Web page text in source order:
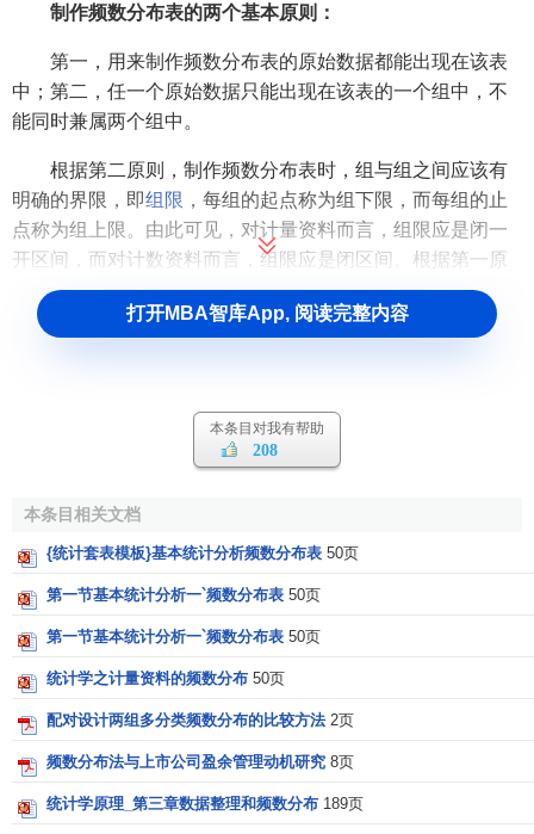
制作频数分布表的两个基本原则：
第一，用来制作频数分布表的原始数据都能出现在该表
中；第二，任一个原始数据只能出现在该表的一个组中，不
能同时兼属两个组中。
根据第二原则，制作频数分布表时，组与组之间应该有
明确的界限，即组限 ，每组的起点称为组下限，而每组的止
点称为组上限。由此可见，对计量资料而言，组限应是闭一
开区间，而对计数资料而言，组限应是闭区间。根据第一原
则，如果组限是由小到大的顺序排列的，则第一组的下限应
小于等于原始数据资料的最小值，最后一组的上限应大于等
某市1982年50名7岁男童的身高(cm)资料如下，试
114.4 117.2 122.7 124.0 114.0
110.8 118.2 116.7 118.9 118.1
123.5 118.3 120.3 116.2 114.7
119.8 116.8 119.8 122.5 119.7
120.7 114.3 122.0 117.0 122.5
120.0 121.5 114.3 124.1 117.2
120.2 120.8 126.6 121.5 126.1
打开MBA智库App, 阅读完整内容
本条目对我有帮助
208
本条目相关文档
{统计套表模板}基本统计分析频数分布表 50页
第一节基本统计分析一`频数分布表 50页
第一节基本统计分析一`频数分布表 50页
统计学之计量资料的频数分布 50页
配对设计两组多分类频数分布的比较方法 2页
频数分布法与上市公司盈余管理动机研究 8页
统计学原理_第三章数据整理和频数分布 189页